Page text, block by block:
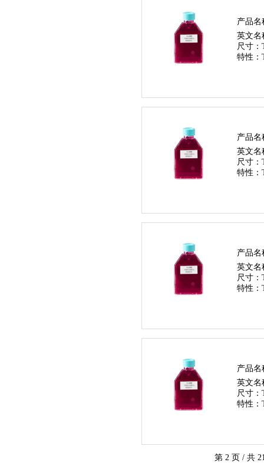
产品名
英文名
尺寸：
特性：
产品名
英文名
尺寸：
特性：
产品名
英文名
尺寸：
特性：
产品名
英文名
尺寸：
特性：
第 2 页 / 共